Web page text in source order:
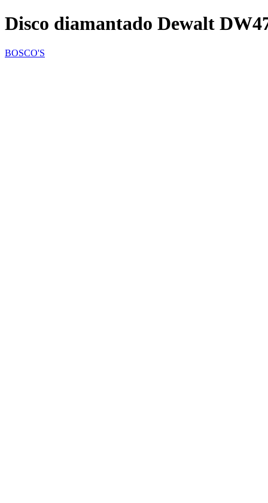
Disco diamantado Dewalt
BOSCO'S